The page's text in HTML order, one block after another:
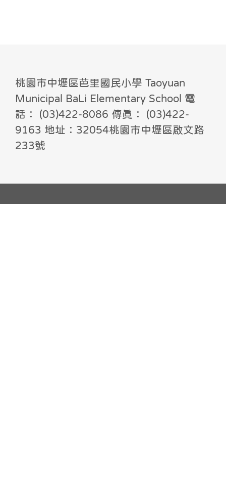
桃園市中壢區芭里國民小學 Taoyuan
Municipal BaLi Elementary School 電
話： (03)422-8086 傳真： (03)422-
9163 地址：32054桃園市中壢區啟文路
233號